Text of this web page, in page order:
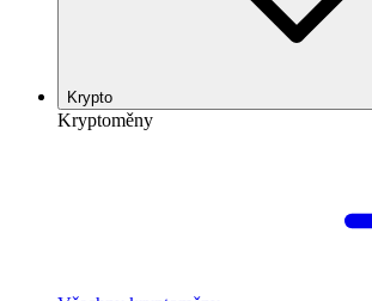
Krypto
Kryptoměny